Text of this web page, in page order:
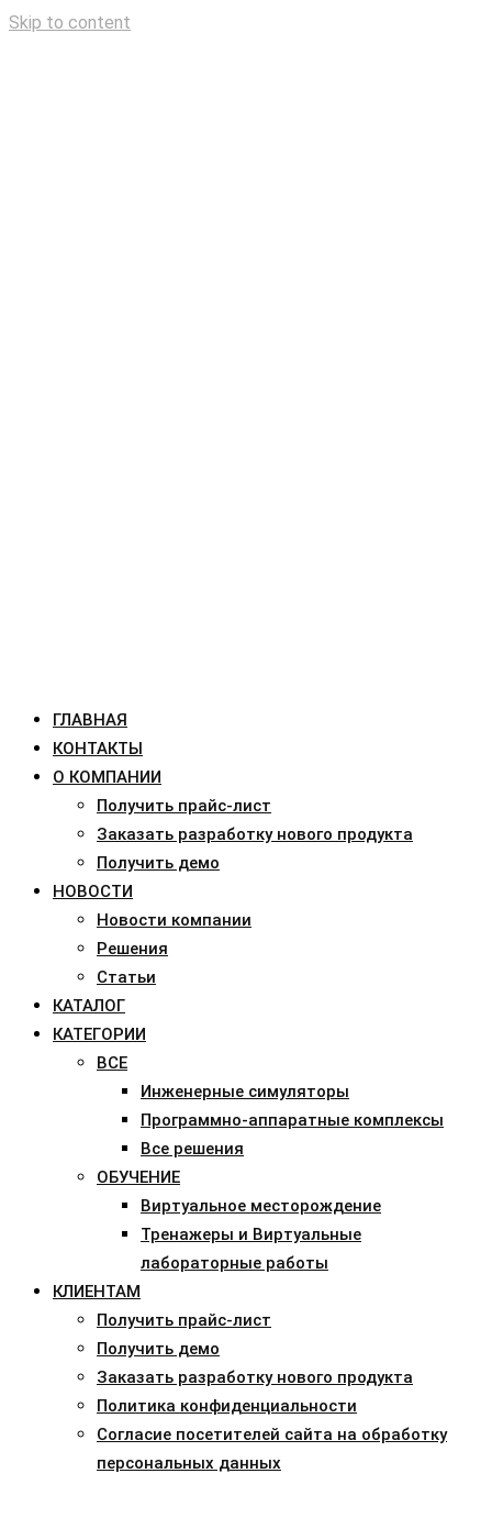
Skip to content
ГЛАВНАЯ
КОНТАКТЫ
О КОМПАНИИ
Получить прайс-лист
Заказать разработку нового продукта
Получить демо
НОВОСТИ
Новости компании
Решения
Статьи
КАТАЛОГ
КАТЕГОРИИ
ВСЕ
Инженерные симуляторы
Программно-аппаратные комплексы
Все решения
ОБУЧЕНИЕ
Виртуальное месторождение
Тренажеры и Виртуальные
лабораторные работы
КЛИЕНТАМ
Получить прайс-лист
Получить демо
Заказать разработку нового продукта
Политика конфиденциальности
Согласие посетителей сайта на обработку
персональных данных